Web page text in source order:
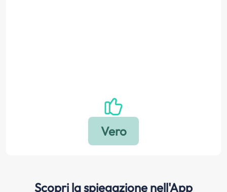
Scopri la spiegazione nell'App